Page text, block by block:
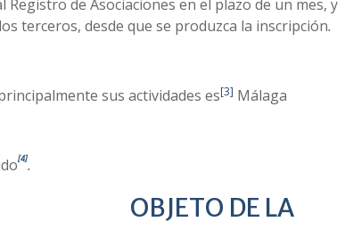
de Asociaciones en el plazo de un mes, y
terceros, desde que se produzca la inscripción.
sus actividades es[3] Málaga
[4].
DE LA